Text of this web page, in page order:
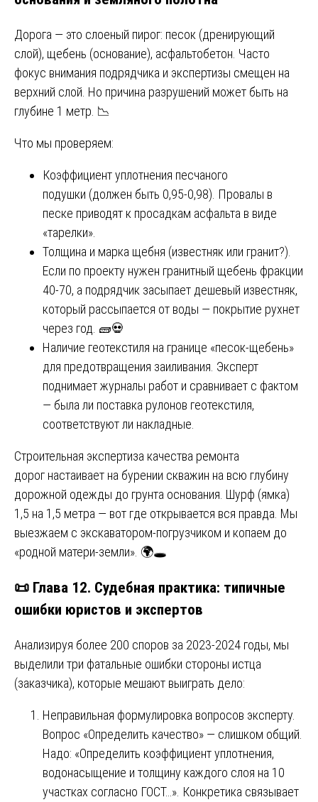
Дорога — это слоеный пирог: песок (дренирующий
слой), щебень (основание), асфальтобетон. Часто
фокус внимания подрядчика и экспертизы смещен на
верхний слой. Но причина разрушений может быть на
глубине 1 метр. 📉
Что мы проверяем:
Коэффициент уплотнения песчаного
подушки (должен быть 0,95-0,98). Провалы в
песке приводят к просадкам асфальта в виде
«тарелки».
Толщина и марка щебня (известняк или гранит?).
Если по проекту нужен гранитный щебень фракции
40-70, а подрядчик засыпает дешевый известняк,
который рассыпается от воды — покрытие рухнет
через год. 🧱💀
Наличие геотекстиля на границе «песок-щебень»
для предотвращения заиливания. Эксперт
поднимает журналы работ и сравнивает с фактом
— была ли поставка рулонов геотекстиля,
соответствуют ли накладные.
Строительная экспертиза качества ремонта
дорог настаивает на бурении скважин на всю глубину
дорожной одежды до грунта основания. Шурф (ямка)
1,5 на 1,5 метра — вот где открывается вся правда. Мы
выезжаем с экскаватором-погрузчиком и копаем до
«родной матери-земли». 🌍🕳️
📜 Глава 12. Судебная практика: типичные
ошибки юристов и экспертов
Анализируя более 200 споров за 2023-2024 годы, мы
выделили три фатальные ошибки стороны истца
(заказчика), которые мешают выиграть дело:
Неправильная формулировка вопросов эксперту.
Вопрос «Определить качество» — слишком общий.
Надо: «Определить коэффициент уплотнения,
водонасыщение и толщину каждого слоя на 10
участках согласно ГОСТ…». Конкретика связывает